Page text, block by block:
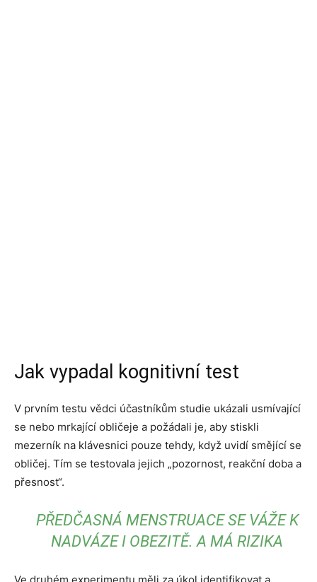
Jak vypadal kognitivní test
V prvním testu vědci účastníkům studie ukázali usmívající
se nebo mrkající obličeje a požádali je, aby stiskli
mezerník na klávesnici pouze tehdy, když uvidí smějící se
obličej. Tím se testovala jejich „pozornost, reakční doba a
přesnost“.
PŘEDČASNÁ MENSTRUACE SE VÁŽE K
NADVÁZE I OBEZITĚ. A MÁ RIZIKA